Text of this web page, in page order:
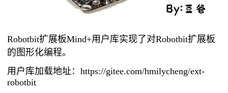
Robotbit扩展板Mind+用户库实现了对Robotbit扩展板
的图形化编程。
用户库加载地址：https://gitee.com/hmilycheng/ext-
robotbit